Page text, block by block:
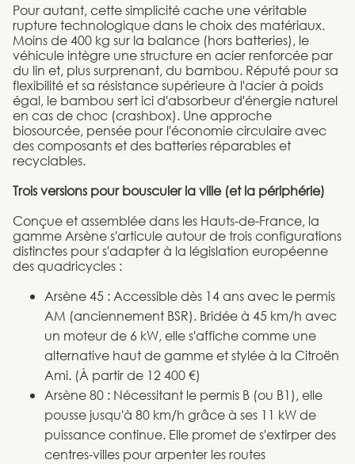
Pour autant, cette simplicité cache une véritable
rupture technologique dans le choix des matériaux.
Moins de 400 kg sur la balance (hors batteries), le
véhicule intègre une structure en acier renforcée par
du lin et, plus surprenant, du bambou. Réputé pour sa
flexibilité et sa résistance supérieure à l'acier à poids
égal, le bambou sert ici d'absorbeur d'énergie naturel
en cas de choc (crashbox). Une approche
biosourcée, pensée pour l'économie circulaire avec
des composants et des batteries réparables et
recyclables.
Trois versions pour bousculer la ville (et la périphérie)
Conçue et assemblée dans les Hauts-de-France, la
gamme Arsène s'articule autour de trois configurations
distinctes pour s'adapter à la législation européenne
des quadricycles :
Arsène 45 : Accessible dès 14 ans avec le permis
AM (anciennement BSR). Bridée à 45 km/h avec
un moteur de 6 kW, elle s'affiche comme une
alternative haut de gamme et stylée à la Citroën
Ami. (À partir de 12 400 €)
Arsène 80 : Nécessitant le permis B (ou B1), elle
pousse jusqu'à 80 km/h grâce à ses 11 kW de
puissance continue. Elle promet de s'extirper des
centres-villes pour arpenter les routes